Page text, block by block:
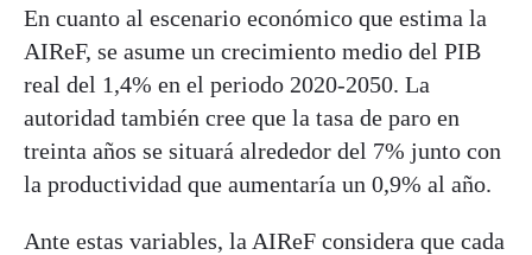
En cuanto al escenario económico que estima la
AIReF, se asume un crecimiento medio del PIB
real del 1,4% en el periodo 2020-2050. La
autoridad también cree que la tasa de paro en
treinta años se situará alrededor del 7% junto con
la productividad que aumentaría un 0,9% al año.
Ante estas variables, la AIReF considera que cada